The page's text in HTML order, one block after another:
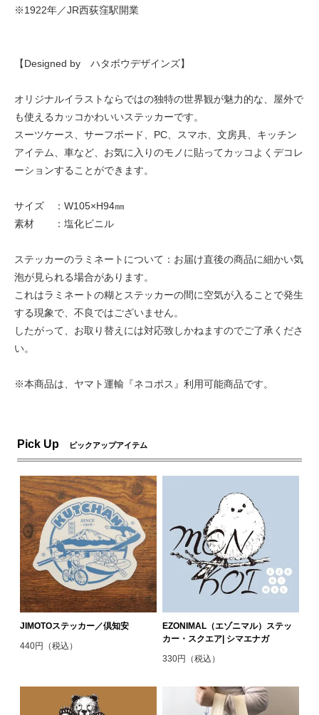
※1922年／JR西荻窪駅開業
【Designed by ハタボウデザインズ】
オリジナルイラストならではの独特の世界観が魅力的な、屋外で
も使えるカッコかわいいステッカーです。
スーツケース、サーフボード、PC、スマホ、文房具、キッチン
アイテム、車など、お気に入りのモノに貼ってカッコよくデコレ
ーションすることができます。
サイズ ：W105×H94㎜
素材 ：塩化ビニル
ステッカーのラミネートについて：お届け直後の商品に細かい気
泡が見られる場合があります。
これはラミネートの糊とステッカーの間に空気が入ることで発生
する現象で、不良ではございません。
したがって、お取り替えには対応致しかねますのでご了承くださ
い。
※本商品は、ヤマト運輸『ネコポス』利用可能商品です。
Pick Up ピックアップアイテム
JIMOTOステッカー／倶知安
440円（税込）
EZONIMAL（エゾニマル）ステッ
カー・スクエア| シマエナガ
330円（税込）